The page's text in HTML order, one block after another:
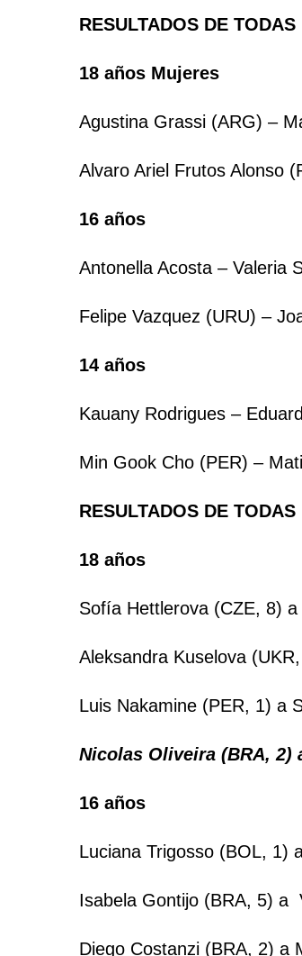
RESULTADOS DE
18 años Mujeres
Agustina Grassi (ARG) –
Alvaro Ariel Frutos Alonso
16 años
Antonella Acosta – Valeria
Felipe Vazquez (URU) –
14 años
Kauany Rodrigues –
Min Gook Cho (PER) –
RESULTADOS DE
18 años
Sofía Hettlerova (CZE, 8)
Aleksandra Kuselova
Luis Nakamine (PER, 1) a
Nicolas Oliveira (BRA, 2)
16 años
Luciana Trigosso (BOL, 1)
Isabela Gontijo (BRA, 5) a
Diego Costanzi (BRA, 2) a